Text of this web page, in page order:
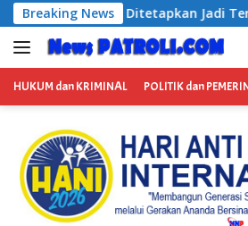
Langsung
ke
konten
Breaking News
Kejaksaan, Diduga Terima
HUKUM dan KRIMINAL POLITIK dan